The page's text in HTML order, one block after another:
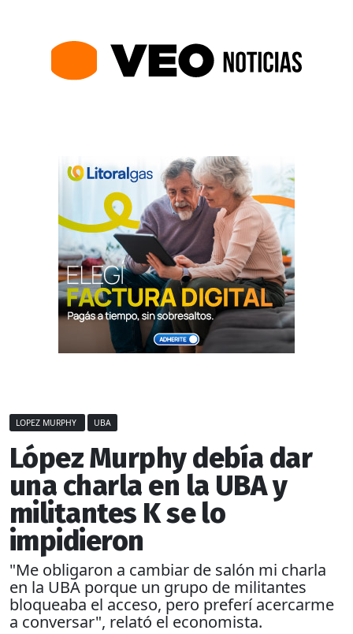
LOPEZ MURPHY UBA
López Murphy debía dar
una charla en la UBA y
militantes K se lo
impidieron
"Me obligaron a cambiar de salón mi charla
en la UBA porque un grupo de militantes
bloqueaba el acceso, pero preferí acercarme
a conversar", relató el economista.